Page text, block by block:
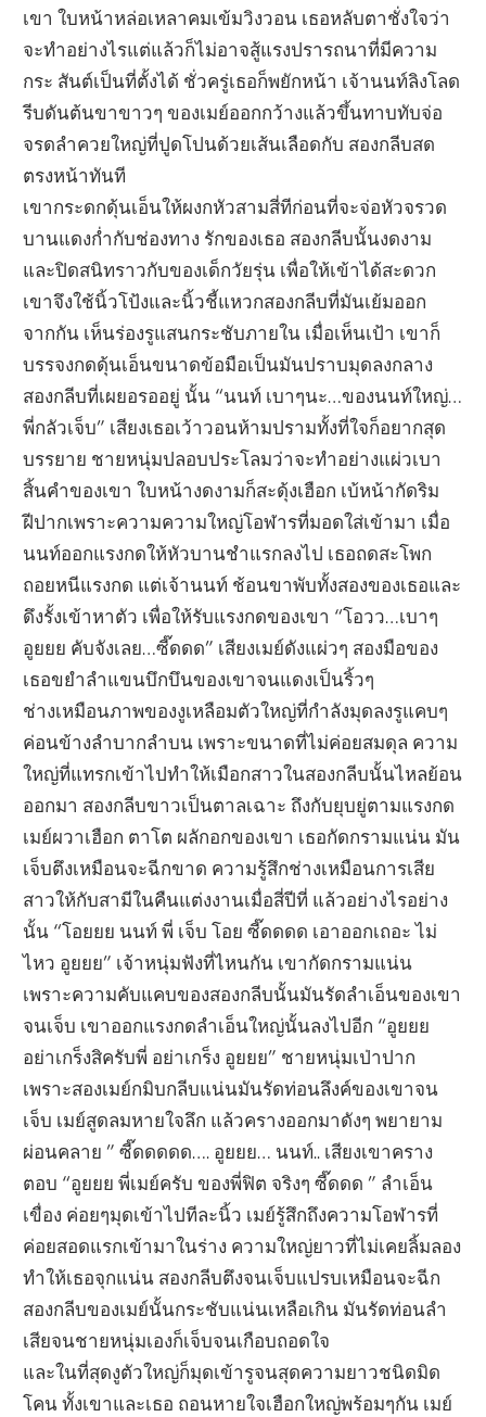
เขา ใบหน้าหล่อเหลาคมเข้มวิงวอน เธอหลับตาชั่งใจว่า
จะทำอย่างไรแต่แล้วก็ไม่อาจสู้แรงปรารถนาที่มีความ
กระ สันต์เป็นที่ตั้งได้ ชั่วครู่เธอก็พยักหน้า เจ้านนท์ลิงโลด
รีบดันต้นขาขาวๆ ของเมย์ออกกว้างแล้วขึ้นทาบทับจ่อ
จรดลำควยใหญ่ที่ปูดโปนด้วยเส้นเลือดกับ สองกลีบสด
ตรงหน้าทันที
เขากระดกดุ้นเอ็นให้ผงกหัวสามสี่ทีก่อนที่จะจ่อหัวจรวด
บานแดงก่ำกับช่องทาง รักของเธอ สองกลีบนั้นงดงาม
และปิดสนิทราวกับของเด็กวัยรุ่น เพื่อให้เข้าได้สะดวก
เขาจึงใช้นิ้วโป้งและนิ้วชี้แหวกสองกลีบที่มันเย้มออก
จากกัน เห็นร่องรูแสนกระชับภายใน เมื่อเห็นเป้า เขาก็
บรรจงกดดุ้นเอ็นขนาดข้อมือเป็นมันปราบมุดลงกลาง
สองกลีบที่เผยอรออยู่ นั้น “นนท์ เบาๆนะ…ของนนท์ใหญ่…
พี่กลัวเจ็บ” เสียงเธอเว้าวอนห้ามปรามทั้งที่ใจก็อยากสุด
บรรยาย ชายหนุ่มปลอบประโลมว่าจะทำอย่างแผ่วเบา
สิ้นคำของเขา ใบหน้างดงามก็สะดุ้งเฮือก เบ้หน้ากัดริม
ฝีปากเพราะความความใหญ่โอฬารที่มอดใส่เข้ามา เมื่อ
นนท์ออกแรงกดให้หัวบานชำแรกลงไป เธอถดสะโพก
ถอยหนีแรงกด แต่เจ้านนท์ ช้อนขาพับทั้งสองของเธอและ
ดึงรั้งเข้าหาตัว เพื่อให้รับแรงกดของเขา “โอวว…เบาๆ
อูยยย คับจังเลย…ซี๊ดดด” เสียงเมย์ดังแผ่วๆ สองมือของ
เธอขยำลำแขนบึกบึนของเขาจนแดงเป็นริ้วๆ
ช่างเหมือนภาพของงูเหลือมตัวใหญ่ที่กำลังมุดลงรูแคบๆ
ค่อนข้างลำบากลำบน เพราะขนาดที่ไม่ค่อยสมดุล ความ
ใหญ่ที่แทรกเข้าไปทำให้เมือกสาวในสองกลีบนั้นไหลย้อน
ออกมา สองกลีบขาวเป็นตาลเฉาะ ถึงกับยุบยู่ตามแรงกด
เมย์ผวาเฮือก ตาโต ผลักอกของเขา เธอกัดกรามแน่น มัน
เจ็บตึงเหมือนจะฉีกขาด ความรู้สึกช่างเหมือนการเสีย
สาวให้กับสามีในคืนแต่งงานเมื่อสี่ปีที่ แล้วอย่างไรอย่าง
นั้น “โอยยย นนท์ พี่ เจ็บ โอย ซี๊ดดดด เอาออกเถอะ ไม่
ไหว อูยยย” เจ้าหนุ่มฟังที่ไหนกัน เขากัดกรามแน่น
เพราะความคับแคบของสองกลีบนั้นมันรัดลำเอ็นของเขา
จนเจ็บ เขาออกแรงกดลำเอ็นใหญ่นั้นลงไปอีก “อูยยย
อย่าเกร็งสิครับพี่ อย่าเกร็ง อูยยย” ชายหนุ่มเป่าปาก
เพราะสองเมย์กมิบกลีบแน่นมันรัดท่อนลึงค์ของเขาจน
เจ็บ เมย์สูดลมหายใจลึก แล้วครางออกมาดังๆ พยายาม
ผ่อนคลาย ” ซี๊ดดดดด…. อูยยย… นนท์.. เสียงเขาคราง
ตอบ “อูยยย พี่เมย์ครับ ของพี่ฟิต จริงๆ ซี๊ดดด ” ลำเอ็น
เขื่อง ค่อยๆมุดเข้าไปทีละนิ้ว เมย์รู้สึกถึงความโอฬารที่
ค่อยสอดแรกเข้ามาในร่าง ความใหญ่ยาวที่ไม่เคยลิ้มลอง
ทำให้เธอจุกแน่น สองกลีบตึงจนเจ็บแปรบเหมือนจะฉีก
สองกลีบของเมย์นั้นกระชับแน่นเหลือเกิน มันรัดท่อนลำ
เสียจนชายหนุ่มเองก็เจ็บจนเกือบถอดใจ
และในที่สุดงูตัวใหญ่ก็มุดเข้ารูจนสุดความยาวชนิดมิด
โคน ทั้งเขาและเธอ ถอนหายใจเฮือกใหญ่พร้อมๆกัน เมย์